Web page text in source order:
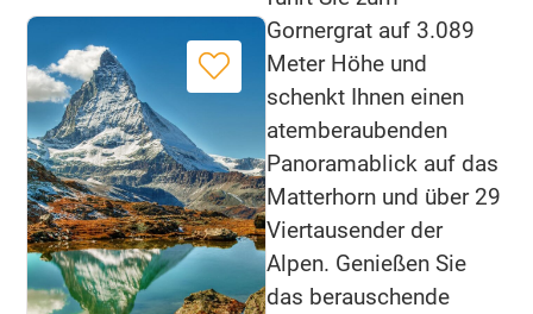
Gornergrat auf 3.089
Meter Höhe und
schenkt Ihnen einen
atemberaubenden
Panoramablick auf das
Matterhorn und über 29
Viertausender der
Alpen. Genießen Sie
das berauschende